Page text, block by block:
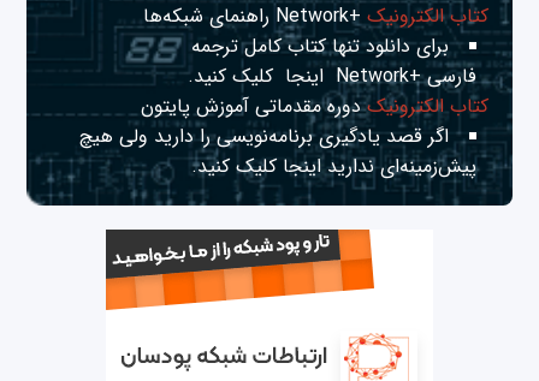
کتاب الکترونیک+Network راهنمای شبکه‌ها
برای دانلود تنها کتاب کامل ترجمه
فارسی +Network
اینجا کلیک کنید.
کتاب الکترونیکدوره مقدماتی آموزش پایتون
اگر قصد یادگیری برنامه‌نویسی را دارید ولی هیچ
پیش‌زمینه‌ای نداریداینجا کلیک کنید.